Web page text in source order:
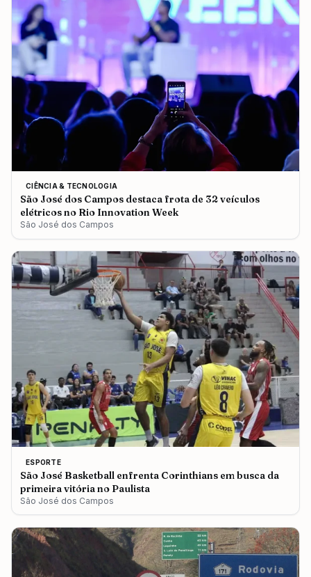
CIÊNCIA & TECNOLOGIA
São José dos Campos destaca frota de 32 veículos
elétricos no Rio Innovation Week
São José dos Campos
ESPORTE
São José Basketball enfrenta Corinthians em busca da
primeira vitória no Paulista
São José dos Campos